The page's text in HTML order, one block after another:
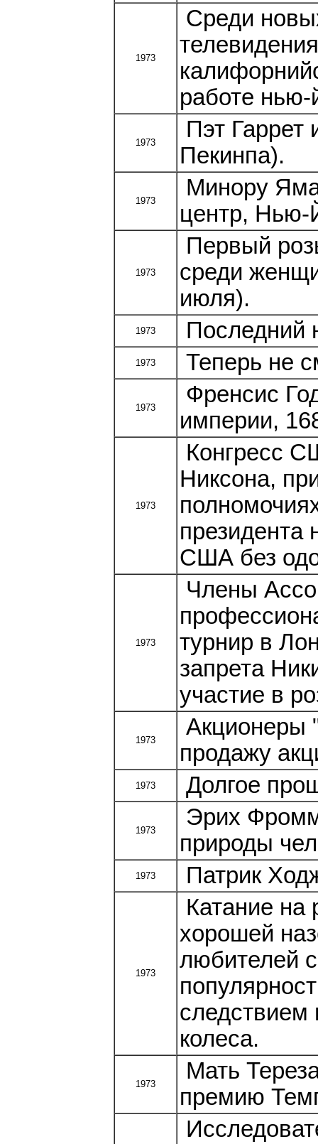
1973
Среди
работе нью-
1973
Пэт
Пекинпа).
1973
Минору
центр,
1973
Первый
среди
июля).
1973 Последний
1973 Теперь не
1973
Френсис
империи,
1973
Конгресс
Никсона,
президента
США без
1973
Члены
турнир в
запрета
участие в
1973
Акционеры
продажу
1973 Долгое
1973
Эрих
природы
1973 Патрик
1973
Катание на
хорошей
любителей
следствием
колеса.
1973
Мать
премию